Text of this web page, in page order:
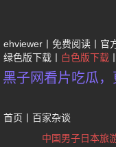
ehviewer 免费阅读 官
绿色版下载
白色版下载
黑子网看片吃瓜
首页 百家杂谈
中国男子日本旅